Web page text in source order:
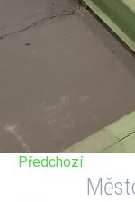
Předchozí